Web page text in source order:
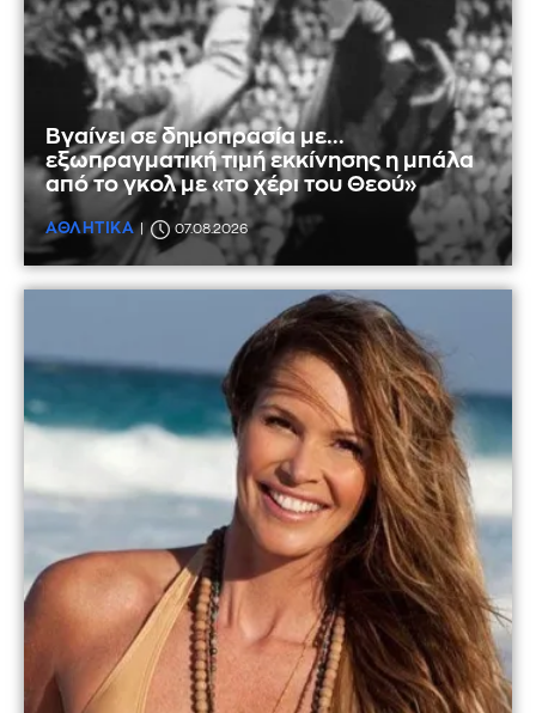
Βγαίνει σε δημοπρασία με...
εξωπραγματική τιμή εκκίνησης η μπάλα
από το γκολ με «το χέρι του Θεού»
ΑΘΛΗΤΙΚΑ 07.08.2026